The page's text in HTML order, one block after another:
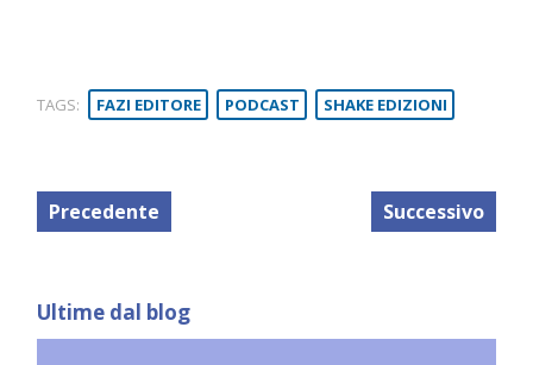
TAGS: FAZI EDITORE PODCAST SHAKE EDIZIONI
Precedente Successivo
Ultime dal blog